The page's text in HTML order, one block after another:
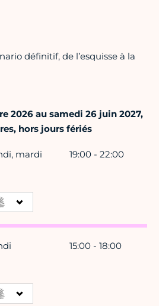
définitif, de l’esquisse à la
2026 au samedi 26 juin 2027,
hors jours fériés
mardi 19:00 - 22:00
15:00 - 18:00